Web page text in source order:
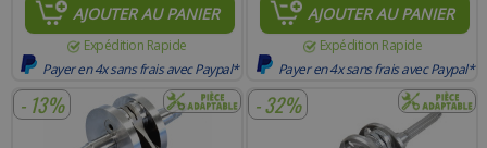
AJOUTER AU PANIER
Expédition Rapide
Payer en 4x sans frais avec Paypal*
AJOUTER AU PANIER
Expédition Rapide
Payer en 4x sans frais avec Paypal*
- 13% - 32%